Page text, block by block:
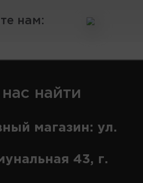
нам:
найти
магазин: ул.
43, г.